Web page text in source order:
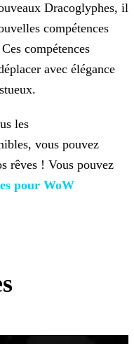
Dracoglyphes, il
compétences
compétences
avec élégance
les
vous pouvez
rêves ! Vous pouvez
pour WoW